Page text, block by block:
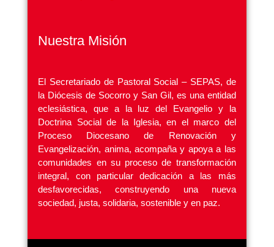
Nuestra Misión
El Secretariado de Pastoral Social – SEPAS, de
la Diócesis de Socorro y San Gil, es una entidad
eclesiástica, que a la luz del Evangelio y la
Doctrina Social de la Iglesia, en el marco del
Proceso Diocesano de Renovación y
Evangelización, anima, acompaña y apoya a las
comunidades en su proceso de transformación
integral, con particular dedicación a las más
desfavorecidas, construyendo una nueva
sociedad, justa, solidaria, sostenible y en paz.